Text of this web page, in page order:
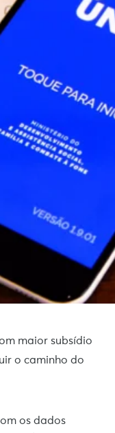
maior subsídio
o caminho do
os dados